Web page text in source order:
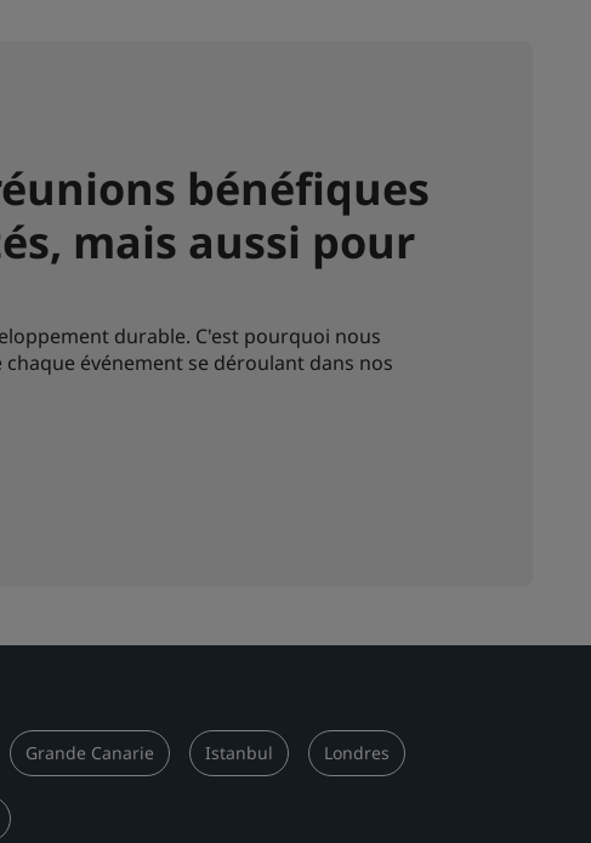
bénéfiques
mais aussi pour
durable. C'est pourquoi nous
événement se déroulant dans nos
Grande Canarie Istanbul Londres